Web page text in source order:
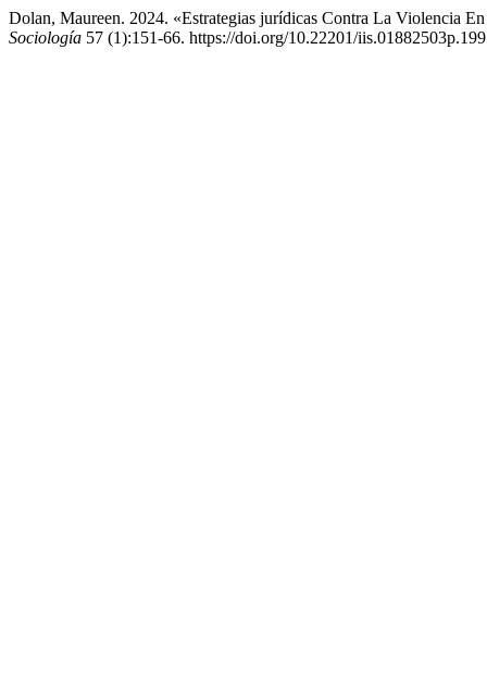
Dolan, Maureen. 2024. «Estrategias jurídicas Contra La Violencia
Sociología 57 (1):151-66. https://doi.org/10.22201/